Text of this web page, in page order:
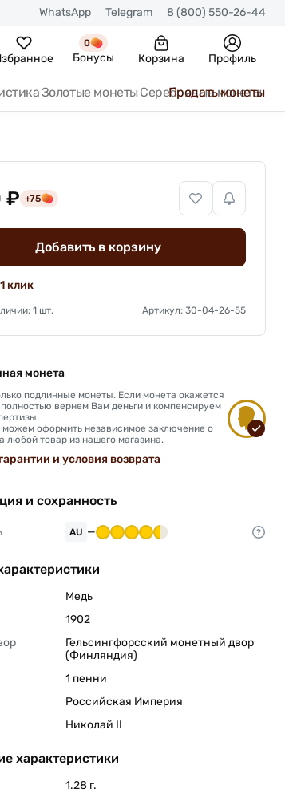
WhatsApp Telegram 8 (800) 550-26-44
0
Бонусы Корзина Профиль
Золотые монеты Серебряные монеты
Продать монеты
₽ +75
Добавить в корзину
клик
1 шт. Артикул: 30-04-26-55
монета
подлинные монеты. Если монета окажется
вернем Вам деньги и компенсируем
оформить независимое заключение о
любой товар из нашего магазина.
и условия возврата
и сохранность
AU —
Медь
1902
Гельсингфорсский монетный двор
(Финляндия)
1 пенни
Российская Империя
Николай II
характеристики
1.28 г.